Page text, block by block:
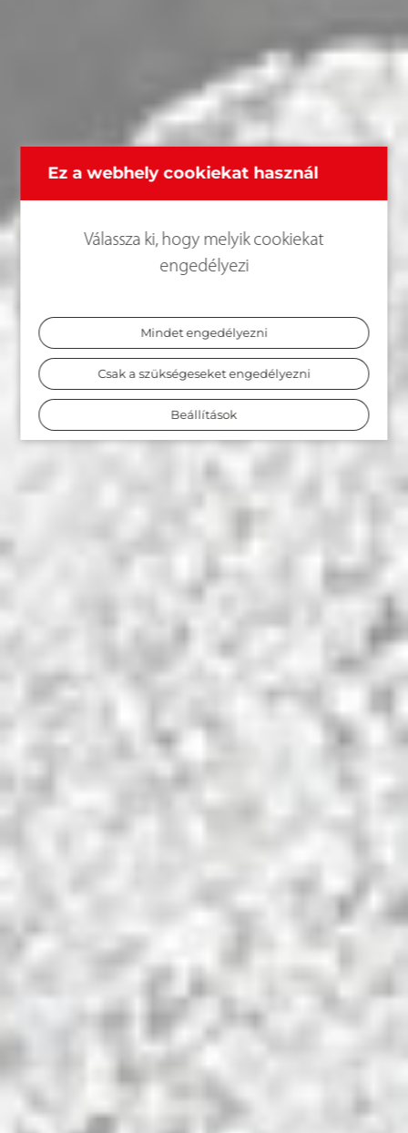
Ez a webhely cookiekat használ
Válassza ki, hogy melyik cookiekat
engedélyezi
Mindet engedélyezni
Csak a szükségeseket engedélyezni
Beállítások